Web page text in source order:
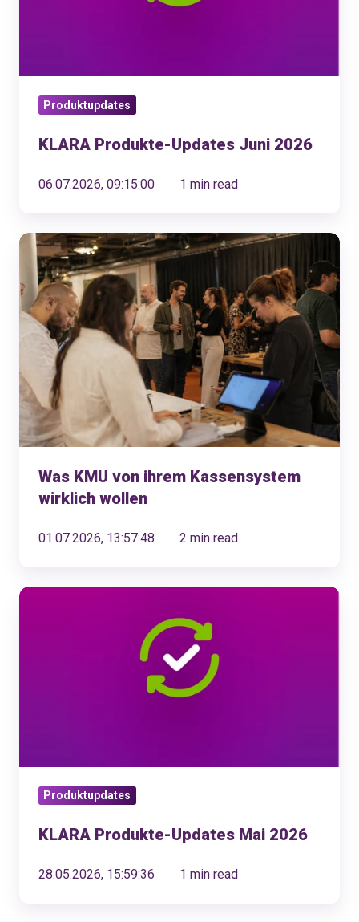
Produktupdates
KLARA Produkte-Updates Juni 2026
06.07.2026, 09:15:00 1 min read
Was
KMU
von
ihrem
Kassensystem
wirklich
wollen
Was KMU von ihrem Kassensystem
wirklich wollen
01.07.2026, 13:57:48 2 min read
KLARA
Produktupdates
KLARA Produkte-Updates Mai 2026
28.05.2026, 15:59:36 1 min read